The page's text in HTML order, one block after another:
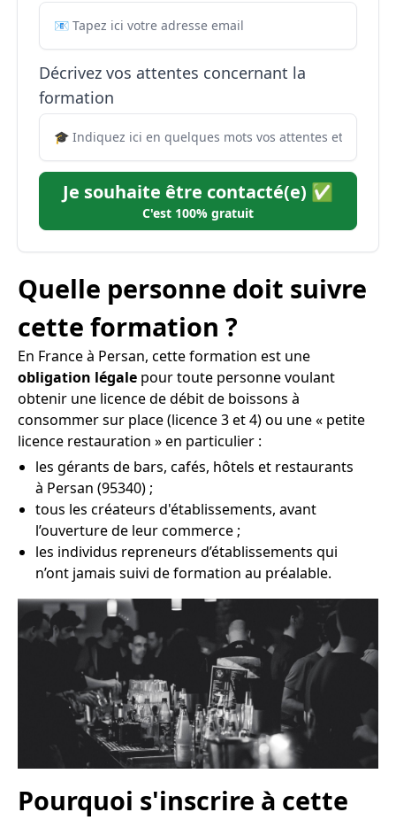
Décrivez vos attentes concernant la
formation
Je souhaite être contacté(e) ✅
C'est 100% gratuit
Quelle personne doit suivre
cette formation ?
En France à Persan, cette formation est une
obligation légale pour toute personne voulant
obtenir une licence de débit de boissons à
consommer sur place (licence 3 et 4) ou une « petite
licence restauration » en particulier :
les gérants de bars, cafés, hôtels et restaurants
à Persan (95340) ;
tous les créateurs d'établissements, avant
l’ouverture de leur commerce ;
les individus repreneurs d’établissements qui
n’ont jamais suivi de formation au préalable.
Pourquoi s'inscrire à cette